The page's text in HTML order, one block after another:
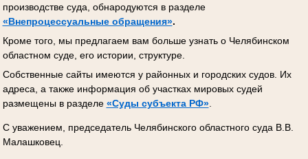
производстве суда, обнародуются в разделе
«Внепроцессуальные обращения».
Кроме того, мы предлагаем вам больше узнать о Челябинском
областном суде, его истории, структуре.
Собственные сайты имеются у районных и городских судов. Их
адреса, а также информация об участках мировых судей
размещены в разделе «Суды субъекта РФ».
С уважением, председатель Челябинского областного суда В.В.
Малашковец.